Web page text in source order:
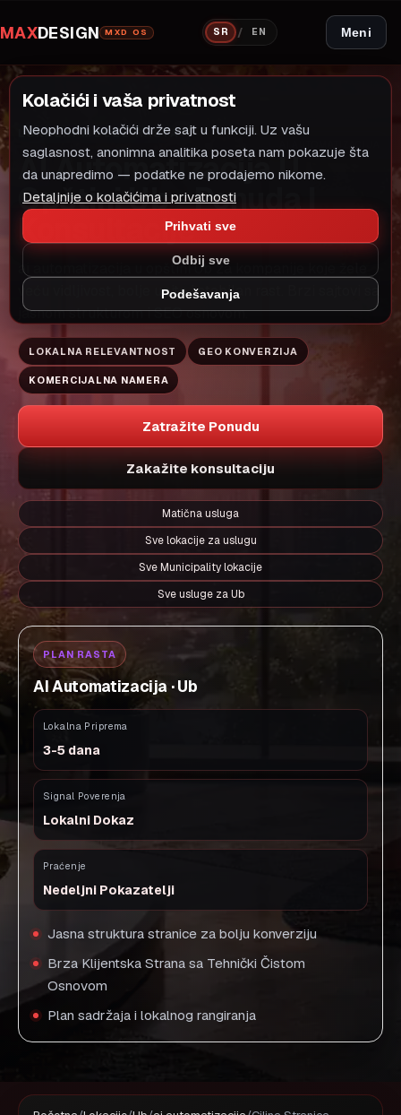
MAXDESIGN MXD OS SR / EN Meni
AI AUTOMATIZACIJA
LOKALNI MODEL RASTA
AI Automatizacija U
Opštini Ub - Ponuda I
Konsultacije
ai automatizacija u opštini Ub za kompanije koje žele
veću vidljivost, bolje upite i stabilan rast. Brzi sajtovi sa
jasnom strukturom i SEO osnovom.
LOKALNA RELEVANTNOST GEO KONVERZIJA
KOMERCIJALNA NAMERA
Zatražite Ponudu
Zakažite konsultaciju
Matična usluga
Sve lokacije za uslugu
Sve Municipality lokacije
Sve usluge za Ub
PLAN RASTA
AI Automatizacija · Ub
Lokalna Priprema
3-5 dana
Signal Poverenja
Lokalni Dokaz
Praćenje
Nedeljni Pokazatelji
Jasna struktura stranice za bolju konverziju
Brza Klijentska Strana sa Tehnički Čistom
Osnovom
Plan sadržaja i lokalnog rangiranja
Kolačići i vaša privatnost
Neophodni kolačići drže sajt u funkciji. Uz vašu
saglasnost, anonimna analitika poseta nam pokazuje šta
da unapredimo — podatke ne prodajemo nikome.
Detaljnije o kolačićima i privatnosti
Prihvati sve
Odbij sve
Podešavanja